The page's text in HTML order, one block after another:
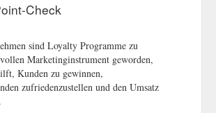
Check
sind Loyalty Programme zu
Marketinginstrument geworden,
Kunden zu gewinnen,
zufriedenzustellen und den Umsatz